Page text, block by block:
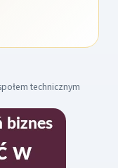
technicznym